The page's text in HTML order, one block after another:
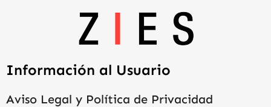
Información al Usuario
Aviso Legal y Política de Privacidad